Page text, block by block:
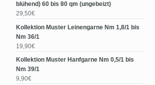
blühend) 60 bis 80 qm (ungebeizt)
29,50€
Kollektion Muster Leinengarne Nm 1,8/1 bis
Nm 36/1
19,90€
Kollektion Muster Hanfgarne Nm 0,5/1 bis
Nm 39/1
9,90€